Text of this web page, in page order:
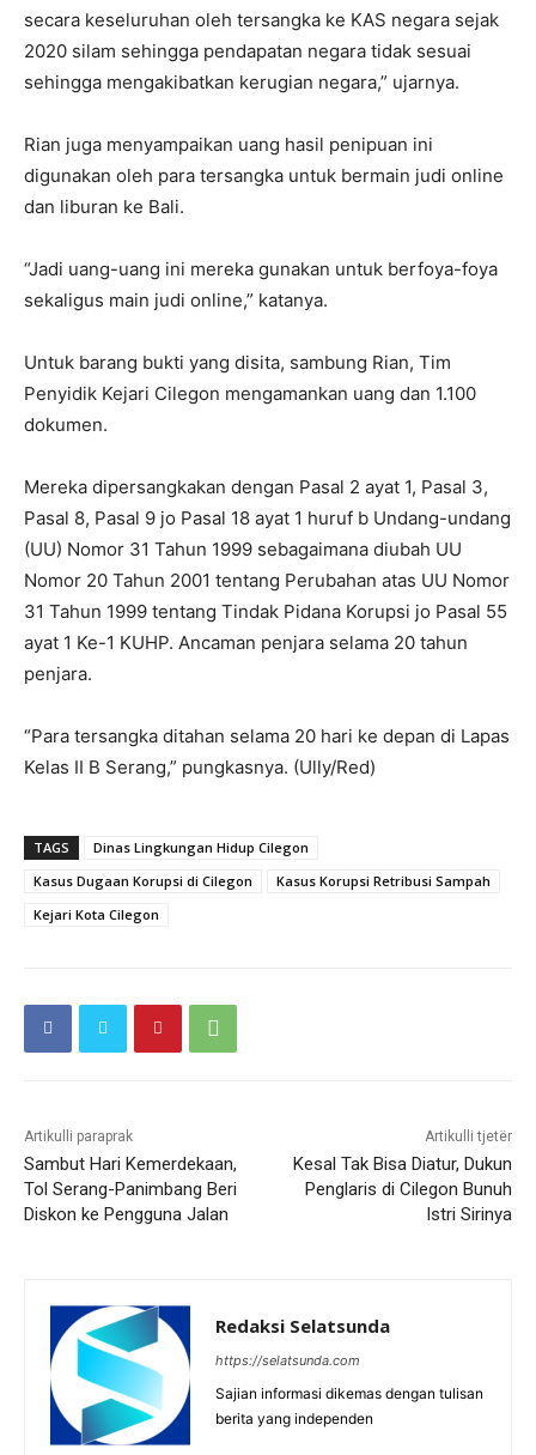
secara keseluruhan oleh tersangka ke KAS negara sejak
2020 silam sehingga pendapatan negara tidak sesuai
sehingga mengakibatkan kerugian negara,” ujarnya.
Rian juga menyampaikan uang hasil penipuan ini
digunakan oleh para tersangka untuk bermain judi online
dan liburan ke Bali.
“Jadi uang-uang ini mereka gunakan untuk berfoya-foya
sekaligus main judi online,” katanya.
Untuk barang bukti yang disita, sambung Rian, Tim
Penyidik Kejari Cilegon mengamankan uang dan 1.100
dokumen.
Mereka dipersangkakan dengan Pasal 2 ayat 1, Pasal 3,
Pasal 8, Pasal 9 jo Pasal 18 ayat 1 huruf b Undang-undang
(UU) Nomor 31 Tahun 1999 sebagaimana diubah UU
Nomor 20 Tahun 2001 tentang Perubahan atas UU Nomor
31 Tahun 1999 tentang Tindak Pidana Korupsi jo Pasal 55
ayat 1 Ke-1 KUHP. Ancaman penjara selama 20 tahun
penjara.
“Para tersangka ditahan selama 20 hari ke depan di Lapas
Kelas II B Serang,” pungkasnya. (Ully/Red)
TAGS
Dinas Lingkungan Hidup Cilegon
Kasus Dugaan Korupsi di Cilegon
Kasus Korupsi Retribusi Sampah
Kejari Kota Cilegon
Artikulli paraprak
Sambut Hari Kemerdekaan,
Tol Serang-Panimbang Beri
Diskon ke Pengguna Jalan
Artikulli tjetër
Kesal Tak Bisa Diatur, Dukun
Penglaris di Cilegon Bunuh
Istri Sirinya
Redaksi Selatsunda
https://selatsunda.com
Sajian informasi dikemas dengan tulisan
berita yang independen